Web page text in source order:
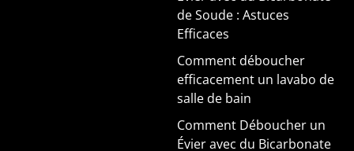
de Soude : Astuces
Efficaces
Comment déboucher
efficacement un lavabo de
salle de bain
Comment Déboucher un
Évier avec du Bicarbonate